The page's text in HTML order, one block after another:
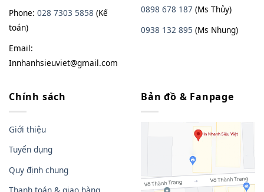
Phone: 028 7303 5858 (Kế
toán)
Email:
Innhanhsieuviet@gmail.com
0898 678 187 (Ms Thủy)
0938 132 895 (Ms Nhung)
Chính sách
Giới thiệu
Tuyển dụng
Quy định chung
Bản đồ & Fanpage